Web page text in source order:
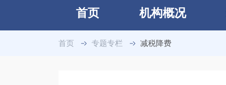
首页 机构概况
首页 专题专栏 减税降费